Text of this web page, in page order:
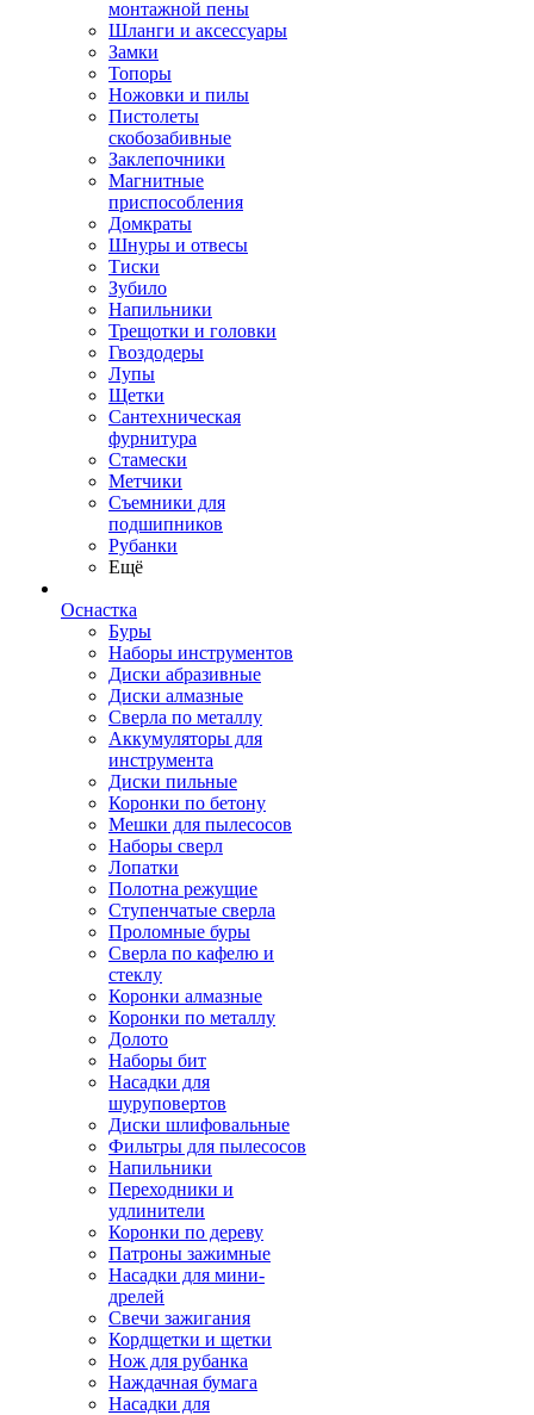
монтажной пены
Шланги и аксессуары
Замки
Топоры
Ножовки и пилы
Пистолеты
скобозабивные
Заклепочники
Магнитные
приспособления
Домкраты
Шнуры и отвесы
Тиски
Зубило
Напильники
Трещотки и головки
Гвоздодеры
Лупы
Щетки
Сантехническая
фурнитура
Стамески
Метчики
Съемники для
подшипников
Рубанки
Ещё
Оснастка
Буры
Наборы инструментов
Диски абразивные
Диски алмазные
Сверла по металлу
Аккумуляторы для
инструмента
Диски пильные
Коронки по бетону
Мешки для пылесосов
Наборы сверл
Лопатки
Полотна режущие
Ступенчатые сверла
Проломные буры
Сверла по кафелю и
стеклу
Коронки алмазные
Коронки по металлу
Долото
Наборы бит
Насадки для
шуруповертов
Диски шлифовальные
Фильтры для пылесосов
Напильники
Переходники и
удлинители
Коронки по дереву
Патроны зажимные
Насадки для мини-
дрелей
Свечи зажигания
Кордщетки и щетки
Нож для рубанка
Наждачная бумага
Насадки для